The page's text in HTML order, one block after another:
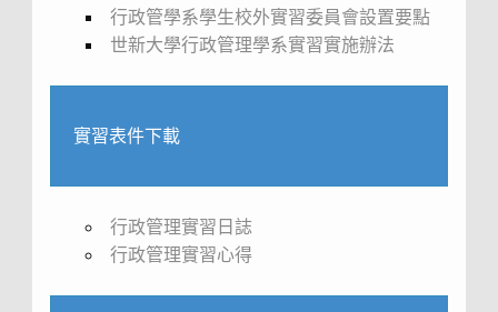
行政管學系學生校外實習委員會設置要點
世新大學行政管理學系實習實施辦法
實習表件下載
行政管理實習日誌
行政管理實習心得